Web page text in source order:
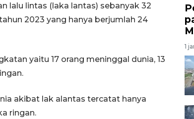
lalu lintas (laka lantas) sebanyak 32
2023 yang hanya berjumlah 24
yaitu 17 orang meninggal dunia, 13
akibat lak alantas tercatat hanya
ringan.
1